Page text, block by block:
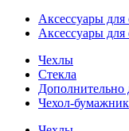
Аксессуары для
Аксессуары для
Чехлы
Стекла
Дополнительно
Чехол-бумажник